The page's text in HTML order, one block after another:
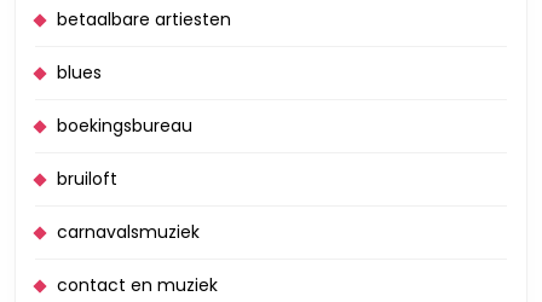
betaalbare artiesten
blues
boekingsbureau
bruiloft
carnavalsmuziek
contact en muziek